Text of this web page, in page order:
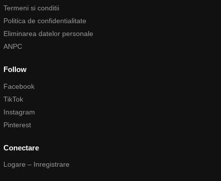
Termeni si conditii
Politica de confidentialitate
Eliminarea datelor personale
ANPC
Follow
Facebook
TikTok
Instagram
Pinterest
Conectare
Logare – Inregistrare